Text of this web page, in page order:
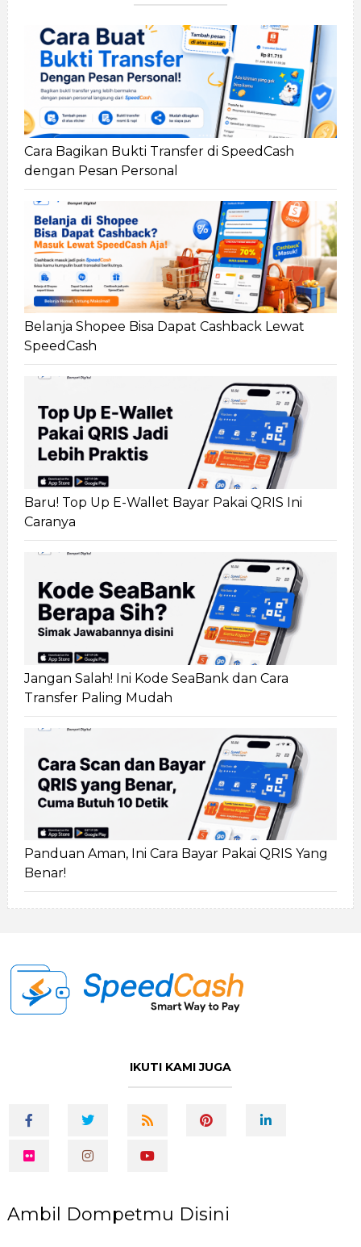
Cara Bagikan Bukti Transfer di SpeedCash
dengan Pesan Personal
Belanja Shopee Bisa Dapat Cashback Lewat
SpeedCash
Baru! Top Up E-Wallet Bayar Pakai QRIS Ini
Caranya
Jangan Salah! Ini Kode SeaBank dan Cara
Transfer Paling Mudah
Panduan Aman, Ini Cara Bayar Pakai QRIS Yang
Benar!
IKUTI KAMI JUGA
Ambil Dompetmu Disini